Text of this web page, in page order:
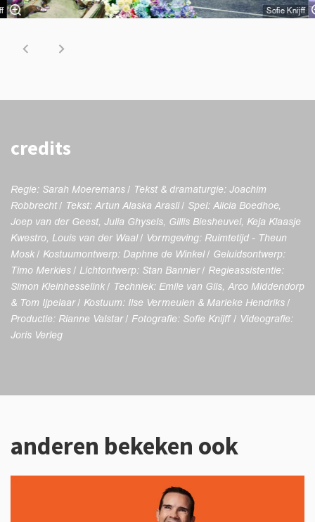
Sofie Knijff
credits
Regie: Sarah Moeremans / Tekst & dramaturgie: Joachim
Robbrecht / Tekst: Artun Alaska Arasli / Spel: Alicia Boedhoe,
Joep van der Geest, Julia Ghysels, Gillis Biesheuvel, Keja Klaasje
Kwestro, Louis van der Waal / Vormgeving: Ruimtetijd - Theun
Mosk / Kostuumontwerp: Daphne de Winkel / Geluidsontwerp:
Timo Merkies / Lichtontwerp: Stan Bannier / Regieassistentie:
Simon Kleinhesselink / Techniek: Emile van Gils, Arco Middendorp
& Tom Ijpelaar / Kostuum: Ilse Vermeulen & Marieke Hendriks /
Productie: Rianne Valstar / Fotografie: Sofie Knijff / Videografie:
Joris Verleg
anderen bekeken ook